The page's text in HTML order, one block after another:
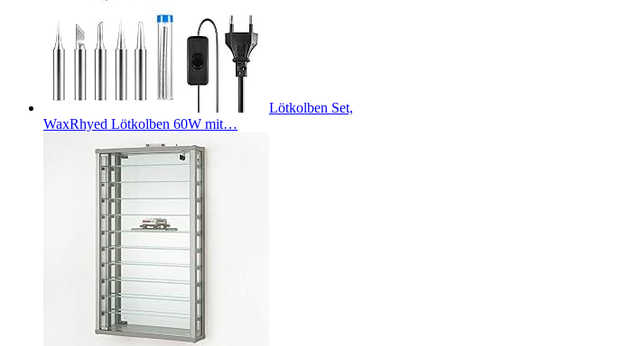
Lötkolben Set,
WaxRhyed Lötkolben 60W mit…